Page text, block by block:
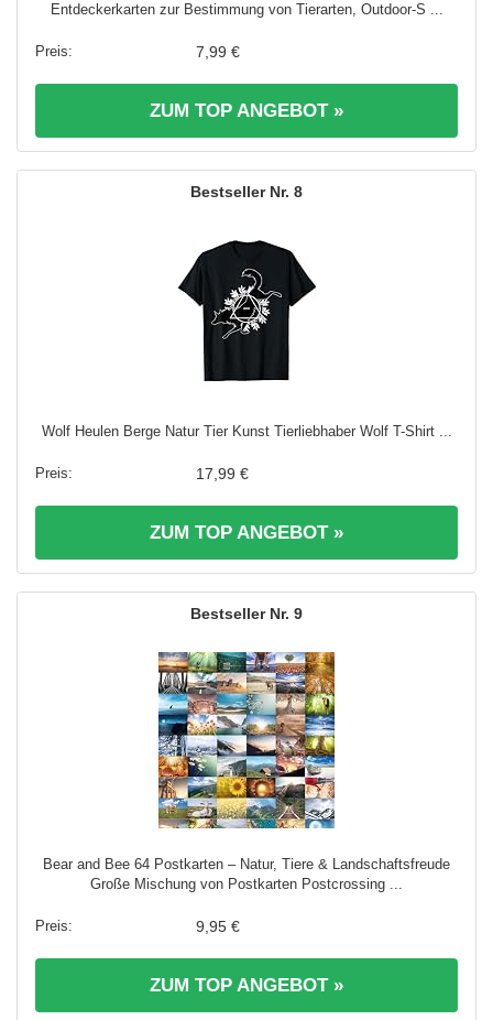
Entdeckerkarten zur Bestimmung von Tierarten, Outdoor-S ...
7,99 €
ZUM TOP ANGEBOT »
8
Wolf Heulen Berge Natur Tier Kunst Tierliebhaber Wolf T-Shirt ...
17,99 €
ZUM TOP ANGEBOT »
9
Bear and Bee 64 Postkarten – Natur, Tiere & Landschaftsfreude
Große Mischung von Postkarten Postcrossing ...
9,95 €
ZUM TOP ANGEBOT »